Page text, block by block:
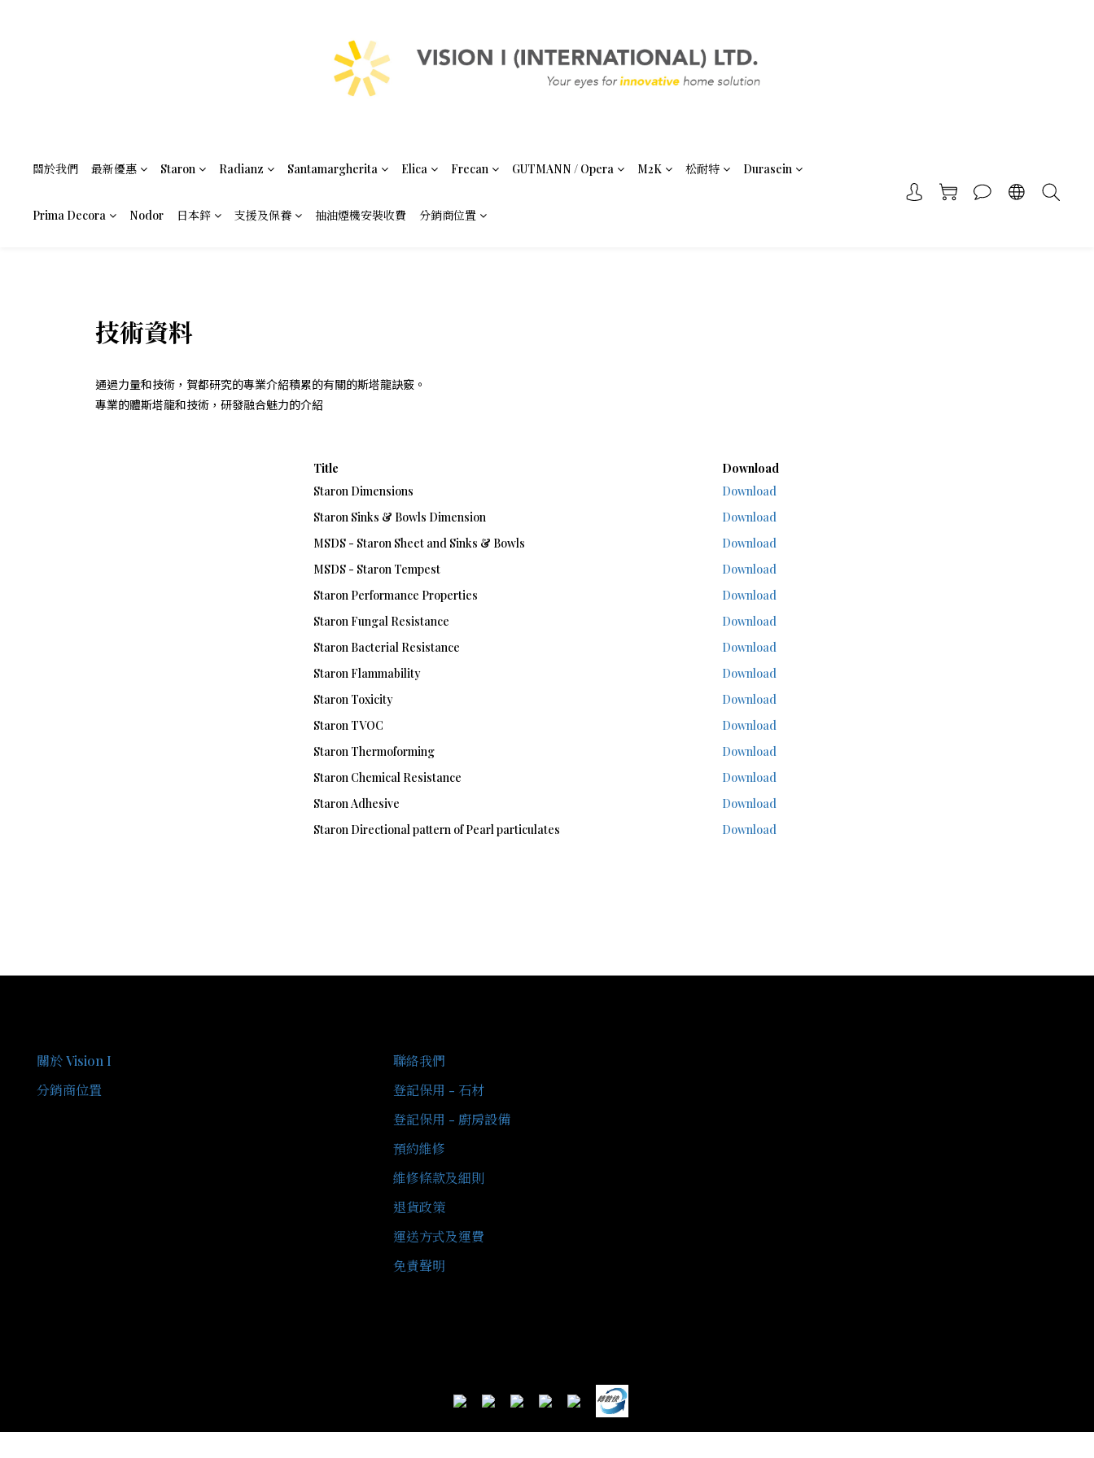
關於我們 最新優惠 Staron Radianz Santamargherita Elica Frecan GUTMANN / Opera M2K 松耐特 Durasein
Prima Decora Nodor 日本鋅 支援及保養 抽油煙機安裝收費 分銷商位置
技術資料
通過力量和技術，賀都研究的專業介紹積累的有關的斯塔龍訣竅。
專業的體斯塔龍和技術，研發融合魅力的介紹
Title
Download
Staron Dimensions
Download
Staron Sinks & Bowls Dimension
Download
MSDS - Staron Sheet and Sinks & Bowls
Download
MSDS - Staron Tempest
Download
Staron Performance Properties
Download
Staron Fungal Resistance
Download
Staron Bacterial Resistance
Download
Staron Flammability
Download
Staron Toxicity
Download
Staron TVOC
Download
Staron Thermoforming
Download
Staron Chemical Resistance
Download
Staron Adhesive
Download
Staron Directional pattern of Pearl particulates
Download
關於 Vision I
分銷商位置
聯絡我們
登記保用 - 石材
登記保用 - 廚房設備
預約維修
維修條款及細則
退貨政策
運送方式及運費
免責聲明